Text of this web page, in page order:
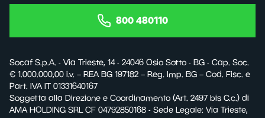
800 480110
Socaf S.p.A. - Via Trieste, 14 - 24046 Osio Sotto - BG - Cap. Soc.
€ 1.000.000,00 i.v. – REA BG 197182 – Reg. Imp. BG – Cod. Fisc. e
Part. IVA IT 01331640167
Soggetta alla Direzione e Coordinamento (Art. 2497 bis C.c.) di
AMA HOLDING SRL CF 04792850168 - Sede Legale: Via Trieste,